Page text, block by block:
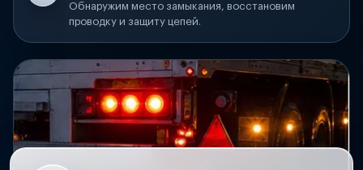
Обнаружим место замыкания, восстановим
проводку и защиту цепей.